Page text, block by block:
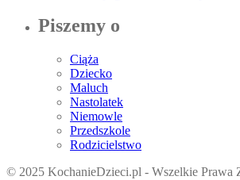
Piszemy o
Ciąża
Dziecko
Maluch
Nastolatek
Niemowle
Przedszkole
Rodzicielstwo
© 2025 KochanieDzieci.pl - Wszelkie Prawa